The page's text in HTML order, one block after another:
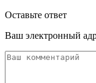
Оставьте ответ
Ваш электронный